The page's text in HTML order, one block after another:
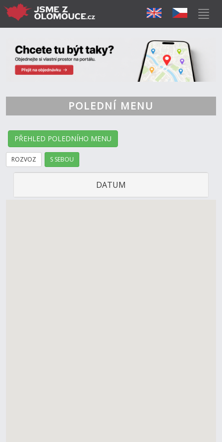
POLEDNÍ MENU
PŘEHLED POLEDNÍHO MENU
ROZVOZ S SEBOU
DATUM